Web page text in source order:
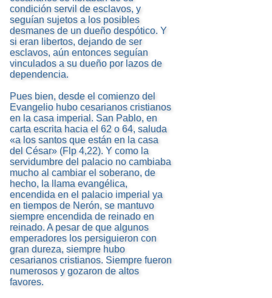
condición servil de esclavos, y
seguían sujetos a los posibles
desmanes de un dueño despótico. Y
si eran libertos, dejando de ser
esclavos, aún entonces seguían
vinculados a su dueño por lazos de
dependencia.
Pues bien, desde el comienzo del
Evangelio hubo cesarianos cristianos
en la casa imperial. San Pablo, en
carta escrita hacia el 62 o 64, saluda
«a los santos que están en la casa
del César» (Flp 4,22). Y como la
servidumbre del palacio no cambiaba
mucho al cambiar el soberano, de
hecho, la llama evangélica,
encendida en el palacio imperial ya
en tiempos de Nerón, se mantuvo
siempre encendida de reinado en
reinado. A pesar de que algunos
emperadores los persiguieron con
gran dureza, siempre hubo
cesarianos cristianos. Siempre fueron
numerosos y gozaron de altos
favores.